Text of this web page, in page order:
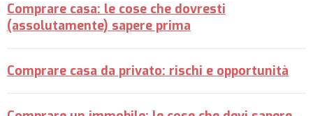
Comprare casa: le cose che dovresti
(assolutamente) sapere prima
Comprare casa da privato: rischi e opportunità